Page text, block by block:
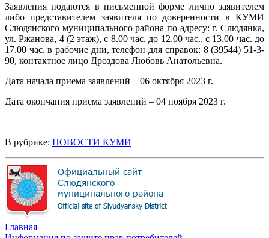
Заявления подаются в письменной форме лично заявителем
либо представителем заявителя по доверенности в КУМИ
Слюдянского муниципального района по адресу: г. Слюдянка,
ул. Ржанова, 4 (2 этаж), с 8.00 час. до 12.00 час., с 13.00 час. до
17.00 час. в рабочие дни, телефон для справок: 8 (39544) 51-3-
90, контактное лицо Дроздова Любовь Анатольевна.
Дата начала приема заявлений – 06 октября 2023 г.
Дата окончания приема заявлений – 04 ноября 2023 г.
В рубрике: НОВОСТИ КУМИ
Главная